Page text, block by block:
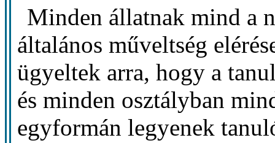
Minden állatnak mind a
általános műveltség
ügyeltek arra, hogy a
és minden osztályban
egyformán legyenek